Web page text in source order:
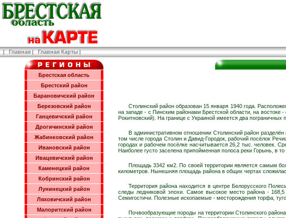
| Главная| Главная Карты|
Брестская область
Брестский район
Барановичский район
Березовский район
Ганцевичский район
Дрогичинский район
Жабинковский район
Ивановский район
Ивацевичский район
Каменецкий район
Кобринский район
Лунинецкий район
Ляховичский район
Малоритский район
Столинский район образован 15 января 1940 года.
на западе - с Пинским районами Брестской области, на
Рокитновский). На границе с Украиной имеется два
В административном отношении Столинский район
том числе города Столин и Давид-Городок, рабочий посёлок
городах и рабочем посёлке насчитывается 26,2 тыс. человек.
Наиболее густо заселена припойменная полоса реки Горынь, в
Площадь 3342 км2. По своей территории является самым
километров. Нынешняя площадь района в общих чертах
Территория района находится в центре Белорусского
следы ледниковой эпохи. Самое высокое место района -
Семигостичи. Полезные ископаемые - месторождения торфа,
Почвообразующие породы на территории Столинского